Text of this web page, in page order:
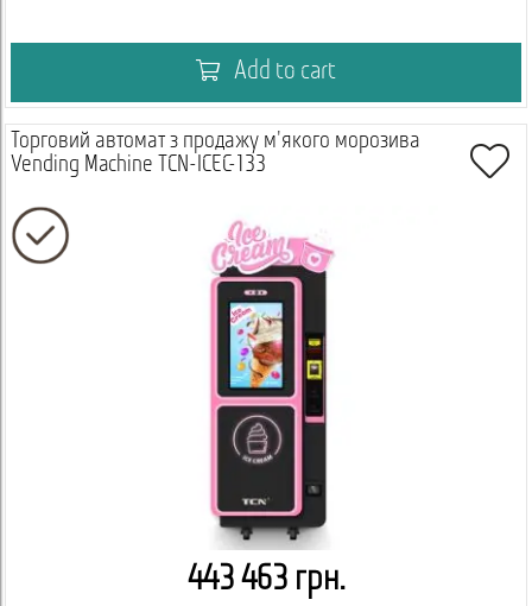
Add to cart
Торговий автомат з продажу м'якого морозива
Vending Machine TCN-ICEC-133
443 463 грн.